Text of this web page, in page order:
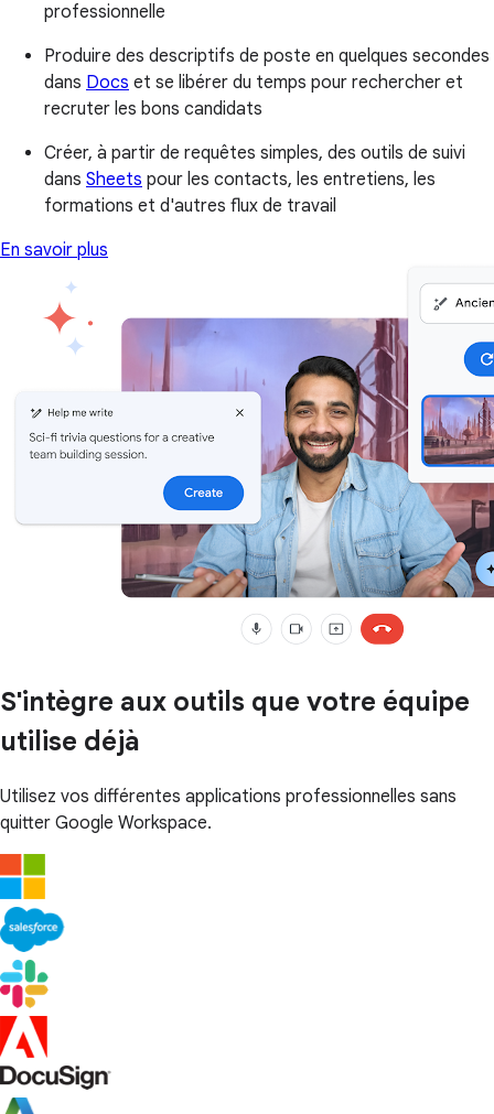
professionnelle
Produire des descriptifs de poste en quelques secondes
dans Docs et se libérer du temps pour rechercher et
recruter les bons candidats
Créer, à partir de requêtes simples, des outils de suivi
dans Sheets pour les contacts, les entretiens, les
formations et d'autres flux de travail
En savoir plus
S'intègre aux outils que votre équipe
utilise déjà
Utilisez vos différentes applications professionnelles sans
quitter Google Workspace.